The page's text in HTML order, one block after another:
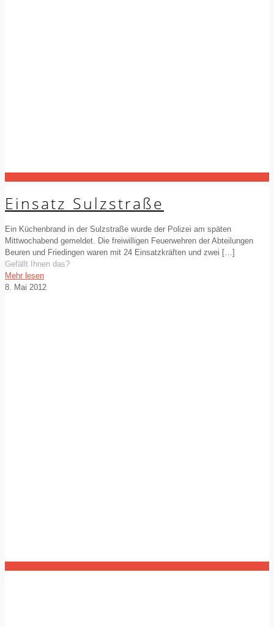
Einsatz Sulzstraße
Ein Küchenbrand in der Sulzstraße wurde der Polizei am späten
Mittwochabend gemeldet. Die freiwilligen Feuerwehren der Abteilungen
Beuren und Friedingen waren mit 24 Einsatzkräften und zwei […]
Gefällt Ihnen das?
Mehr lesen
8. Mai 2012